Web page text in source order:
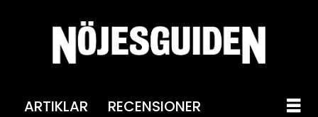
ARTIKLAR RECENSIONER